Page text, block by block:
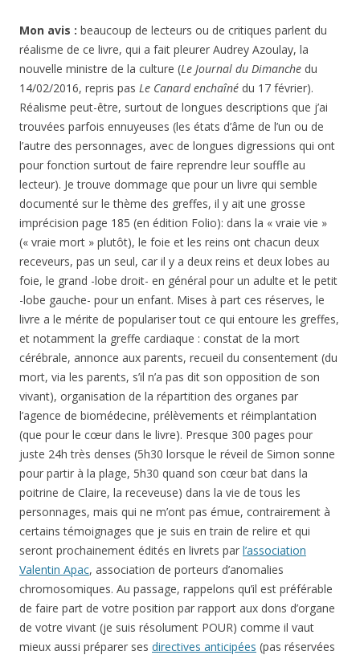
Mon avis : beaucoup de lecteurs ou de critiques parlent du
réalisme de ce livre, qui a fait pleurer Audrey Azoulay, la
nouvelle ministre de la culture (Le Journal du Dimanche du
14/02/2016, repris pas Le Canard enchaîné du 17 février).
Réalisme peut-être, surtout de longues descriptions que j’ai
trouvées parfois ennuyeuses (les états d’âme de l’un ou de
l’autre des personnages, avec de longues digressions qui ont
pour fonction surtout de faire reprendre leur souffle au
lecteur). Je trouve dommage que pour un livre qui semble
documenté sur le thème des greffes, il y ait une grosse
imprécision page 185 (en édition Folio): dans la « vraie vie »
(« vraie mort » plutôt), le foie et les reins ont chacun deux
receveurs, pas un seul, car il y a deux reins et deux lobes au
foie, le grand -lobe droit- en général pour un adulte et le petit
-lobe gauche- pour un enfant. Mises à part ces réserves, le
livre a le mérite de populariser tout ce qui entoure les greffes,
et notamment la greffe cardiaque : constat de la mort
cérébrale, annonce aux parents, recueil du consentement (du
mort, via les parents, s’il n’a pas dit son opposition de son
vivant), organisation de la répartition des organes par
l’agence de biomédecine, prélèvements et réimplantation
(que pour le cœur dans le livre). Presque 300 pages pour
juste 24h très denses (5h30 lorsque le réveil de Simon sonne
pour partir à la plage, 5h30 quand son cœur bat dans la
poitrine de Claire, la receveuse) dans la vie de tous les
personnages, mais qui ne m’ont pas émue, contrairement à
certains témoignages que je suis en train de relire et qui
seront prochainement édités en livrets par l’association
Valentin Apac, association de porteurs d’anomalies
chromosomiques. Au passage, rappelons qu’il est préférable
de faire part de votre position par rapport aux dons d’organe
de votre vivant (je suis résolument POUR) comme il vaut
mieux aussi préparer ses directives anticipées (pas réservées